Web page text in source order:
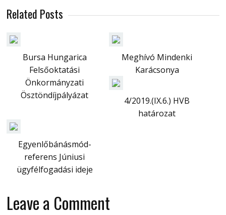
Related Posts
Bursa Hungarica
Felsőoktatási
Önkormányzati
Ösztöndíjpályázat
Meghívó Mindenki
Karácsonya
4/2019.(IX.6.) HVB
határozat
Egyenlőbánásmód-
referens Júniusi
ügyfélfogadási ideje
Leave a Comment